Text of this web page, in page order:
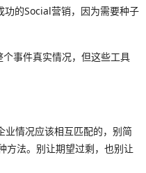
功的Social营销，因为需要种子
事件真实情况，但这些工具
业情况应该相互匹配的，别简
方法。别让期望过剩，也别让